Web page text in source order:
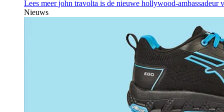
Lees meerjohn travolta is de nieuwe hollywood-ambassadeur
Nieuws